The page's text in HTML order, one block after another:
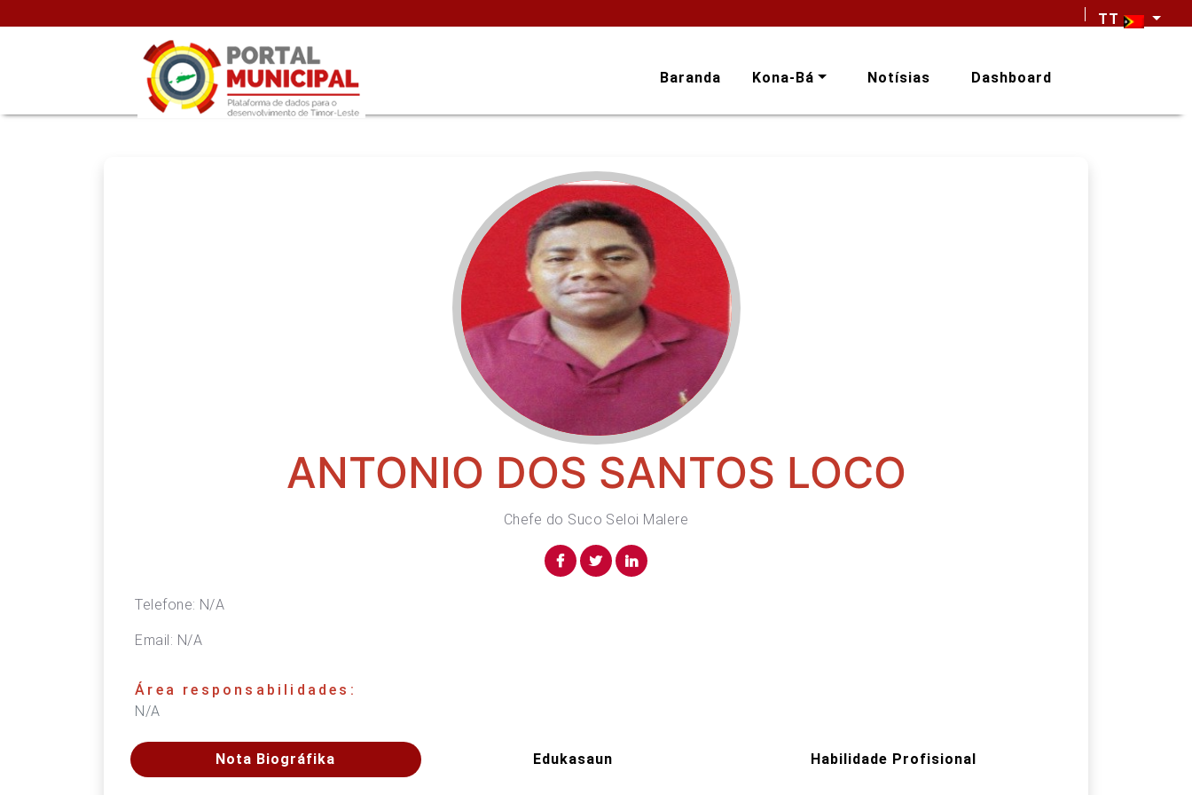
TT
Baranda Kona-Bá Notísias Dashboard
ANTONIO DOS SANTOS LOCO
Chefe do Suco Seloi Malere
Telefone: N/A
Email: N/A
Área responsabilidades:
N/A
Nota Biográfika Edukasaun Habilidade Profisional